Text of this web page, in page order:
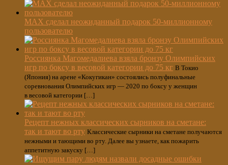
МAX сделал неожиданный подарок 50-миллионному
пользователю
Россиянка Магомедалиева взяла бронзу Олимпийских
игр по боксу в весовой категории до 75 кг В Токио
(Япония) на арене «Кокугикан» состоялись полуфинальные
соревнования Олимпийских игр — 2020 по боксу у женщин
в весовой категории […]
Рецепт нежных классических сырников на сметане:
так и тают во рту Классические сырники на сметане получаются
нежными и тающими во рту. Далее вы узнаете, как пожарить
аппетитную закуску […]